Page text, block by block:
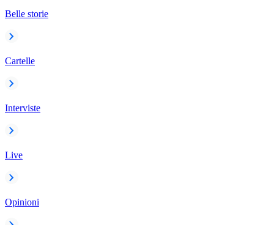
Belle storie
Cartelle
Interviste
Live
Opinioni